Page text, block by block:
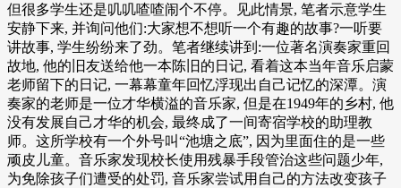
但很多学生还是叽叽喳喳闹个不停。见此情景, 笔者示意学生
安静下来, 并询问他们:大家想不想听一个有趣的故事?一听要
讲故事, 学生纷纷来了劲。笔者继续讲到:一位著名演奏家重回
故地, 他的旧友送给他一本陈旧的日记, 看着这本当年音乐启蒙
老师留下的日记, 一幕幕童年回忆浮现出自己记忆的深潭。演
奏家的老师是一位才华横溢的音乐家, 但是在1949年的乡村, 他
没有发展自己才华的机会, 最终成了一间寄宿学校的助理教
师。这所学校有一个外号叫“池塘之底”, 因为里面住的是一些
顽皮儿童。音乐家发现校长使用残暴手段管治这些问题少年,
为免除孩子们遭受的处罚, 音乐家尝试用自己的方法改变孩子